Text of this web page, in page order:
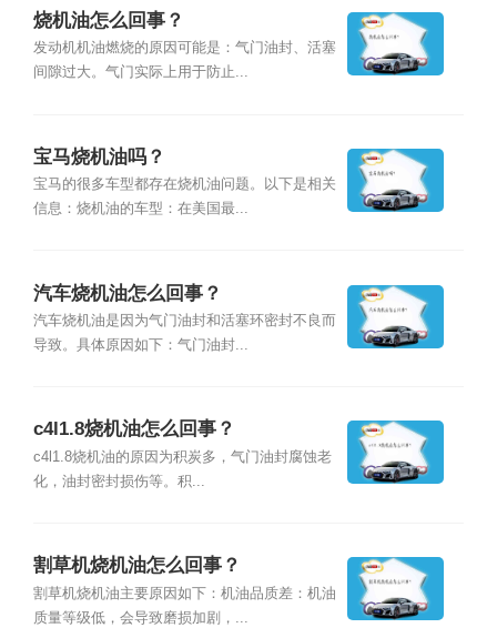
烧机油怎么回事？
发动机机油燃烧的原因可能是：气门油封、活塞
间隙过大。气门实际上用于防止...
宝马烧机油吗？
宝马的很多车型都存在烧机油问题。以下是相关
信息：烧机油的车型：在美国最...
汽车烧机油怎么回事？
汽车烧机油是因为气门油封和活塞环密封不良而
导致。具体原因如下：气门油封...
c4l1.8烧机油怎么回事？
c4l1.8烧机油的原因为积炭多，气门油封腐蚀老
化，油封密封损伤等。积...
割草机烧机油怎么回事？
割草机烧机油主要原因如下：机油品质差：机油
质量等级低，会导致磨损加剧，...